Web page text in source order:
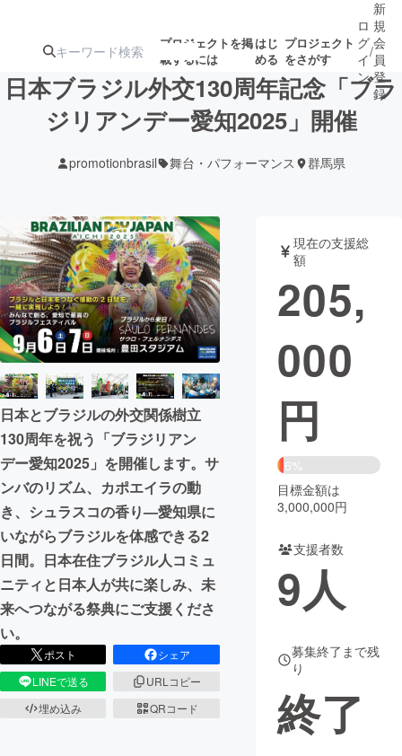
プロジェクトを掲
載するには
はじ
める
プロジェクト
をさがす
ターン
注目の新着プロ
ジェクト
ロジェクト
されます
アート・写真 音楽
テクノロジー・ガジェット ゲーム・サ
映像・映画
ビジネス・起業
まちづくり・地域活性化
CAMPFIRE for Social Good
CAMPFIRE Creation
CAMPFIREふるさと納税machi-ya コミュニティ
ロ
グ
イ
ン
/
新
規
会
員
登
録
日本ブラジル外交130周年記念「ブラ
ジリアンデー愛知2025」開催
promotionbrasil 舞台・パフォーマンス 群馬県
日本とブラジルの外交関係樹立
130周年を祝う「ブラジリアン
デー愛知2025」を開催します。サ
ンバのリズム、カポエイラの動
き、シュラスコの香り—愛知県に
いながらブラジルを体感できる2
日間。日本在住ブラジル人コミュ
ニティと日本人が共に楽しみ、未
来へつながる祭典にご支援くださ
い。
ポスト
シェア
LINEで送る
URLコピー
埋め込み
QRコード
現在の支援総
額
205,
000
円
6%
目標金額は
3,000,000円
支援者数
9人
募集終了まで残
り
終了